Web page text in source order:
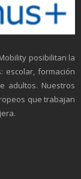
posibilitan la
escolar, formación
adultos. Nuestros
que trabajan